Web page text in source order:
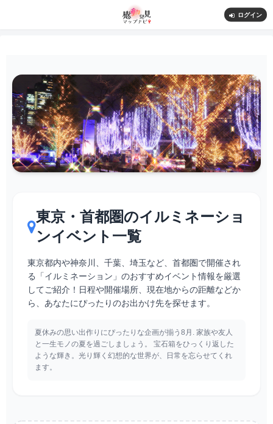
ログイン
東京・首都圏のイルミネーショ
ンイベント一覧
東京都内や神奈川、千葉、埼玉など、首都圏で開催され
る「イルミネーション」のおすすめイベント情報を厳選
してご紹介！日程や開催場所、現在地からの距離などか
ら、あなたにぴったりのお出かけ先を探せます。
夏休みの思い出作りにぴったりな企画が揃う8月. 家族や友人
と一生モノの夏を過ごしましょう。 宝石箱をひっくり返した
ような輝き。光り輝く幻想的な世界が、日常を忘らせてくれ
ます。